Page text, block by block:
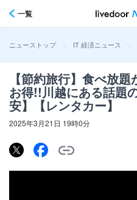
一覧
ニューストップ > IT 経済ニュース >
【節約旅行】食べ放
お得!!川越にある話題
安】【レンタカー】
2025年3月21日 19時0分